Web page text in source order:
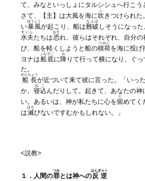
て、みなといっしょにタルシシュへ行こう
さて、【主】は大風を海に 吹
ふ
きつけられた
い暴風
ぼうふう
が起こり、船は難破
なんぱ
しそうになった
水夫
すいふ
たちは恐
おそ
れ、彼らはそれぞれ、自分の
び、船を軽くしようと船の積荷
つみに
を海に投げ
ヨナは船底
ふなぞこ
に 降
お
りて行って横になり、ぐ
た。
船長
せんちょう
が近づいて来て彼に言った。「いっ
か。寝込
ねこ
んだりして。起きて、あなたの神
い。あるいは、神が私たちに心を留
と
めてく
は滅
ほろ
びないですむかもしれない。」
<説教>
１．人間の罪
つみ
とは神への反逆
はんぎゃく